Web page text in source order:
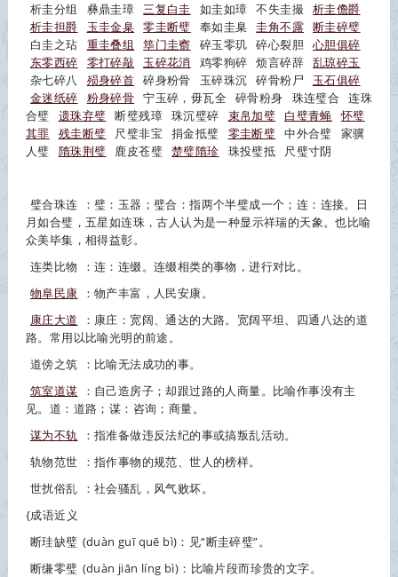
析圭分组
彝鼎圭璋 三复白圭 如圭如璋 不失圭撮 析圭儋爵
析圭担爵
玉圭金臬 零圭断璧 奉如圭臬 圭角不露 断圭碎璧
白圭之玷
重圭叠组 筚门圭窬 碎玉零玑 碎心裂胆 心胆俱碎
东零西碎
零打碎敲 玉碎花消 鸡零狗碎 烦言碎辞 乱琼碎玉
杂七碎八
殒身碎首 碎身粉骨 玉碎珠沉 碎骨粉尸
玉石俱碎
金迷纸碎
粉身碎骨 宁玉碎，毋瓦全 碎骨粉身 珠连璧合 连珠
合璧
遗珠弃璧 断璧残璋 珠沉璧碎 束帛加璧 白璧青蝇
怀璧
其罪
残圭断璧 尺璧非宝 捐金抵璧 零圭断璧 中外合璧
家骥
人璧
隋珠荆璧 鹿皮苍璧 楚璧隋珍 珠投璧抵 尺璧寸阴
璧合珠连
：璧：玉器；璧合：指两个半璧成一个；连：连接。日
月如合璧，五星如连珠，古人认为是一种显示祥瑞的天象。也比喻
众美毕集，相得益彰。
连类比物
：连：连缀。连缀相类的事物，进行对比。
物阜民康
：物产丰富，人民安康。
康庄大道
：康庄：宽阔、通达的大路。宽阔平坦、四通八达的道
路。常用以比喻光明的前途。
道傍之筑
：比喻无法成功的事。
筑室道谋
：自己造房子；却跟过路的人商量。比喻作事没有主
见。道：道路；谋：咨询；商量。
谋为不轨
：指准备做违反法纪的事或搞叛乱活动。
轨物范世
：指作事物的规范、世人的榜样。
世扰俗乱
：社会骚乱，风气败坏。
{成语近义
断珪缺璧 (duàn guī quē bì)：见“断圭碎璧”。
断缣零璧 (duàn jiān líng bì)：比喻片段而珍贵的文字。